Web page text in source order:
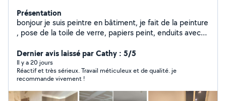
Présentation
bonjour je suis peintre en bâtiment, je fait de la peinture
, pose de la toile de verre, papiers peint, enduits avec
cordialement.
Dernier avis laissé par Cathy : 5/5
Il y a 20 jours
Réactif et très sérieux. Travail méticuleux et de qualité. je
recommande vivement !